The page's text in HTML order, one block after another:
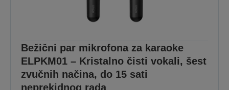
Bežični par mikrofona za karaoke
ELPKM01 – Kristalno čisti vokali, šest
zvučnih načina, do 15 sati
neprekidnog rada